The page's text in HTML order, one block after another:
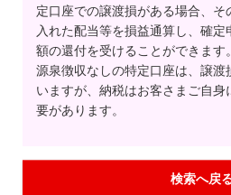
定口座での譲渡損がある場合、そ
入れた配当等を損益通算し、確
額の還付を受けることができます。
源泉徴収なしの特定口座は、譲
いますが、納税はお客さまご自
要があります。
検索へ戻